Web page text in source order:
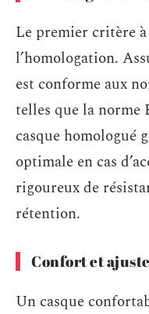
Le premier critère
l’homologation.
est conforme aux
telles que la norme
casque homologué
optimale en cas
rigoureux de
rétention.
Confort et
Un casque